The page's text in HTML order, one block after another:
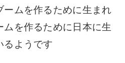
ムを作るために生まれ
を作るために日本に生
るようです